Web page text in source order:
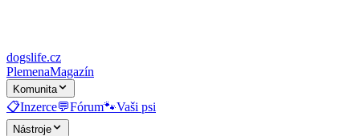
dogslife.cz
PlemenaMagazín
Komunita
📋Inzerce💬Fórum🐾Vaši psi
Nástroje